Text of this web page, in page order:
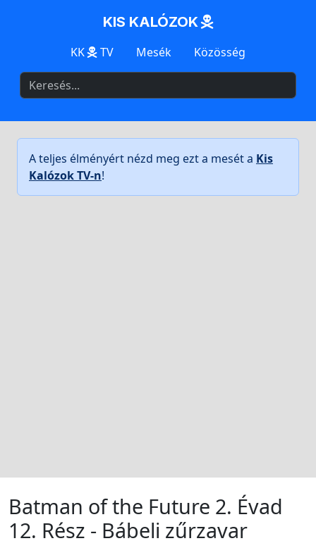
KIS KALÓZOK
KK TV Mesék Közösség
A teljes élményért nézd meg ezt a mesét a Kis
Kalózok TV-n!
Batman of the Future 2. Évad
12. Rész - Bábeli zűrzavar